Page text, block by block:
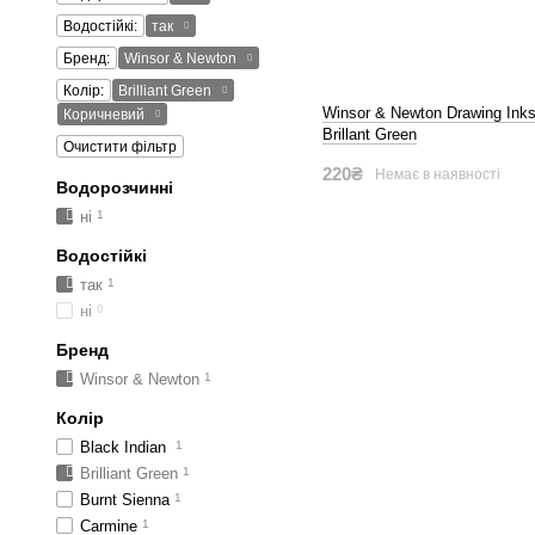
Winsor & Newton Drawing
Brillant Green
220₴ Немає в наявності
Водостійкі:
так
Бренд:
Winsor & Newton
Колір:
Brilliant Green
Коричневий
Очистити фільтр
Водорозчинні
ні 1
Водостійкі
так 1
ні 0
Бренд
Winsor & Newton 1
Колір
Black Indian 1
Brilliant Green 1
Burnt Sienna 1
Carmine 1